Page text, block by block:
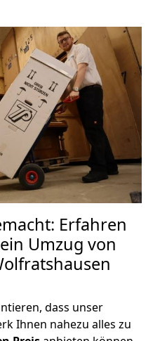
Erfahren
Umzug von
dass unser
Ihnen nahezu alles zu